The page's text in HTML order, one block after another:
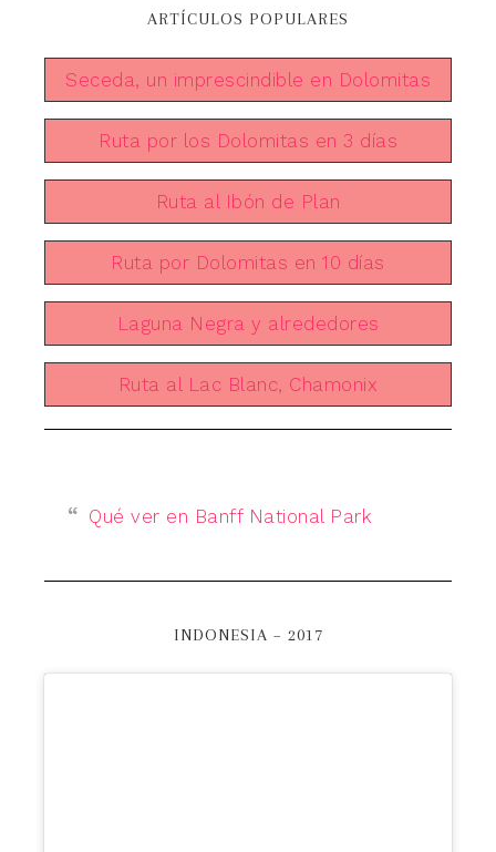
ARTÍCULOS POPULARES
Seceda, un imprescindible en Dolomitas
Ruta por los Dolomitas en 3 días
Ruta al Ibón de Plan
Ruta por Dolomitas en 10 días
Laguna Negra y alrededores
Ruta al Lac Blanc, Chamonix
Qué ver en Banff National Park
INDONESIA – 2017